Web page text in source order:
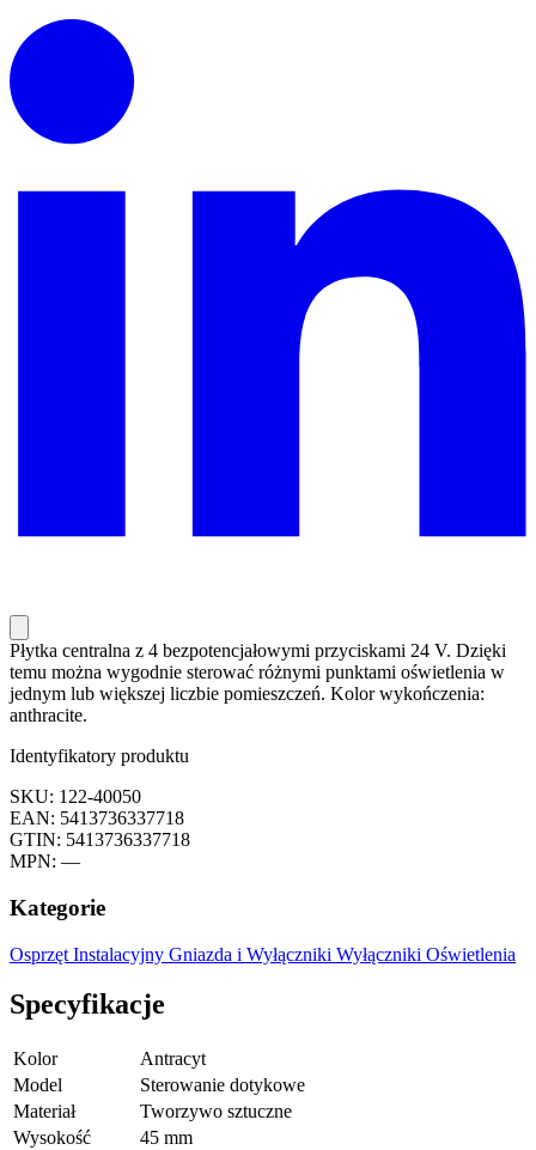
Płytka centralna z 4 bezpotencjałowymi przyciskami 24 V. Dzięki
temu można wygodnie sterować różnymi punktami oświetlenia w
jednym lub większej liczbie pomieszczeń. Kolor wykończenia:
anthracite.
Identyfikatory produktu
SKU: 122-40050
EAN: 5413736337718
GTIN: 5413736337718
MPN: —
Kategorie
Osprzęt Instalacyjny Gniazda i Wyłączniki Wyłączniki Oświetlenia
Specyfikacje
Kolor
Antracyt
Model
Sterowanie dotykowe
Materiał
Tworzywo sztuczne
Wysokość
45 mm